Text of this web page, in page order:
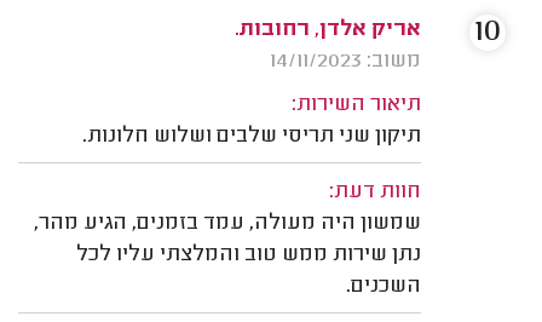
אריק אלדן, רחובות.
משוב: 14/11/2023
תיאור השירות:
תיקון שני תריסי שלבים ושלוש חלונות.
חוות דעת:
שמשון היה מעולה, עמד בזמנים, הגיע מהר,
נתן שירות ממש טוב והמלצתי עליו לכל
השכנים.
10